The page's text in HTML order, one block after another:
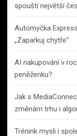
spouští největší
Automyčka
„Zaparkuj chytře“
AI nakupování v
peněženku?
Jak s
změnám trhu i
Trénink mysli i